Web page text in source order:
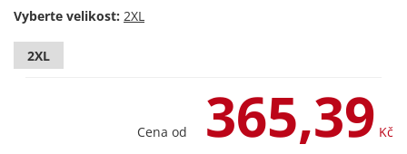
Vyberte velikost:
2XL
Cena od 365,39 Kč